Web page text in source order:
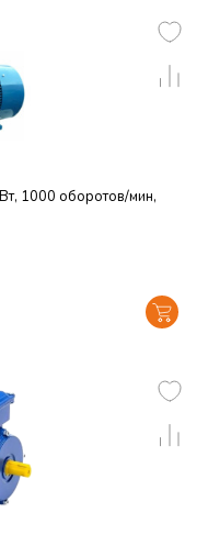
1000 оборотов/мин,